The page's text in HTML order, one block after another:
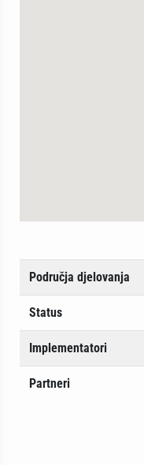
Područja djelovanja
Status
Implementatori
Partneri